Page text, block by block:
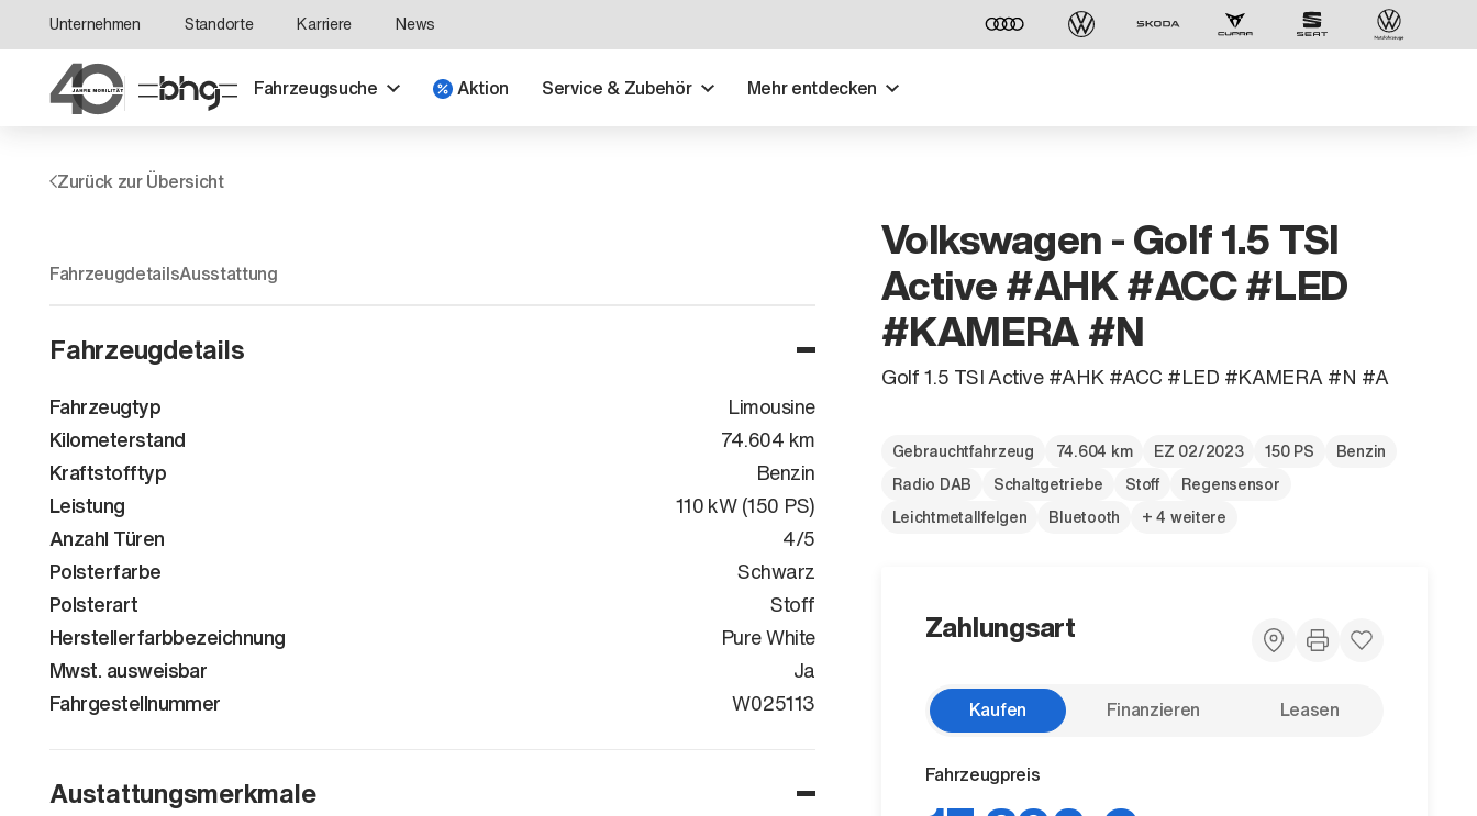
Unternehmen Standorte Karriere News
Fahrzeugsuche Aktion Service & Zubehör Mehr entdecken
Am 5. September
Zurück zur Übersicht
FahrzeugdetailsAusstattung
Fahrzeugdetails
Fahrzeugtyp
Limousine
Kilometerstand
74.604 km
Kraftstofftyp
Benzin
Leistung
110 kW (150 PS)
Anzahl Türen
4/5
Polsterfarbe
Schwarz
Polsterart
Stoff
Herstellerfarbbezeichnung
Pure White
Mwst. ausweisbar
Ja
Fahrgestellnummer
WVWZZZCDZNW025113
Austattungsmerkmale
Volkswagen - Golf 1.5 TSI
Active #AHK #ACC #LED
#KAMERA #N
Golf 1.5 TSI Active #AHK #ACC #LED #KAMERA #N #A
Gebrauchtfahrzeug 74.604 km EZ 02/2023 150 PS
Benzin
Radio DAB
Schaltgetriebe Stoff
Regensensor
Leichtmetallfelgen
Bluetooth + 4 weitere
Zahlungsart
Kaufen Finanzieren Leasen
Fahrzeugpreis